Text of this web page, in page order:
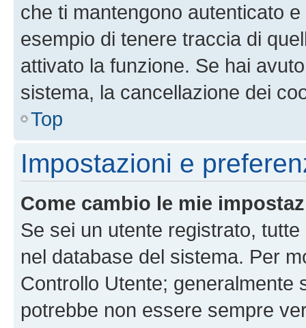
che ti mantengono autenticato
esempio di tenere traccia di
attivato la funzione. Se hai
sistema, la cancellazione dei
Top
Impostazioni e
Come cambio le mie
Se sei un utente registrato,
nel database del sistema. Per
Controllo Utente; generalmente
potrebbe non essere sempre